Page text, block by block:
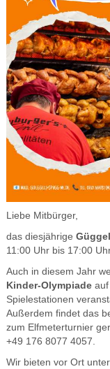
Liebe Mitbürger,
das diesjährige
11:00 Uhr bis 17:00
Auch in diesem Jahr
Kinder-Olympiadeauf
Spielestationen
Außerdem findet das
zum Elfmeterturnier
+49 176 8077 4057.
Wir bieten vor Ort